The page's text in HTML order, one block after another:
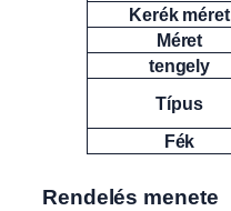
Kerék méret
Méret
tengely
Típus
Fék
Rendelés menete